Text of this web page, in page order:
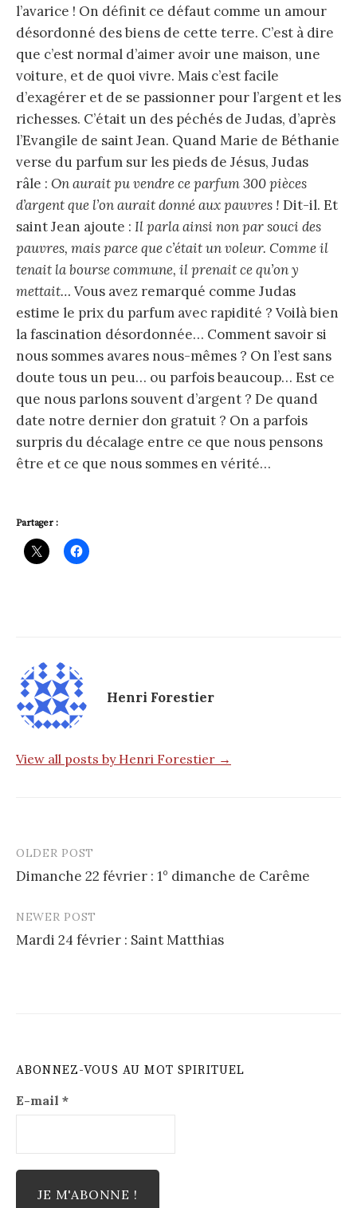
l’avarice ! On définit ce défaut comme un amour
désordonné des biens de cette terre. C’est à dire
que c’est normal d’aimer avoir une maison, une
voiture, et de quoi vivre. Mais c’est facile
d’exagérer et de se passionner pour l’argent et les
richesses. C’était un des péchés de Judas, d’après
l’Evangile de saint Jean. Quand Marie de Béthanie
verse du parfum sur les pieds de Jésus, Judas
râle : On aurait pu vendre ce parfum 300 pièces
d’argent que l’on aurait donné aux pauvres ! Dit-il. Et
saint Jean ajoute : Il parla ainsi non par souci des
pauvres, mais parce que c’était un voleur. Comme il
tenait la bourse commune, il prenait ce qu’on y
mettait… Vous avez remarqué comme Judas
estime le prix du parfum avec rapidité ? Voilà bien
la fascination désordonnée… Comment savoir si
nous sommes avares nous-mêmes ? On l’est sans
doute tous un peu… ou parfois beaucoup… Est ce
que nous parlons souvent d’argent ? De quand
date notre dernier don gratuit ? On a parfois
surpris du décalage entre ce que nous pensons
être et ce que nous sommes en vérité…
Partager :
Henri Forestier
View all posts by Henri Forestier →
Post
navigation
OLDER POST
Dimanche 22 février : 1° dimanche de Carême
NEWER POST
Mardi 24 février : Saint Matthias
ABONNEZ-VOUS AU MOT SPIRITUEL
E-mail *